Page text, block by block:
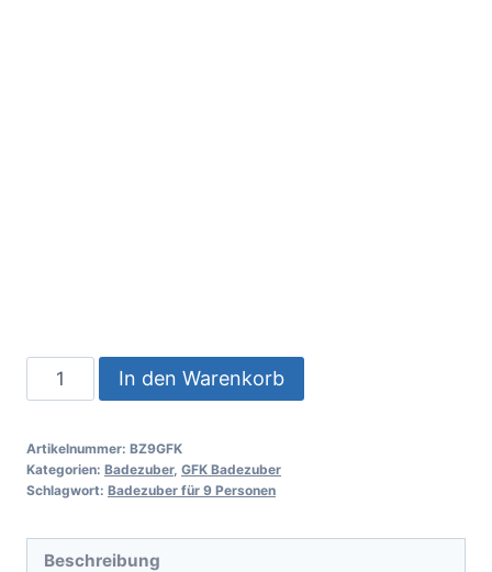
In den Warenkorb
Artikelnummer: BZ9GFK
Kategorien: Badezuber, GFK Badezuber
Schlagwort: Badezuber für 9 Personen
Beschreibung